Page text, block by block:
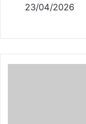
23/04/2026